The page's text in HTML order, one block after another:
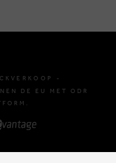
-
DE EU MET ODR